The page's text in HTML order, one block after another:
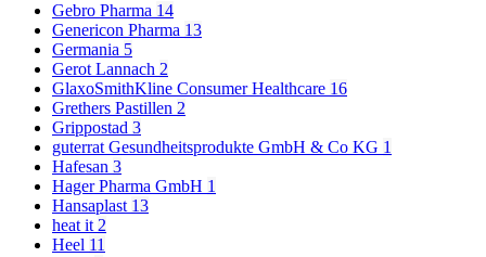
Gebro Pharma 14
Genericon Pharma 13
Germania 5
Gerot Lannach 2
GlaxoSmithKline Consumer Healthcare 16
Grethers Pastillen 2
Grippostad 3
guterrat Gesundheitsprodukte GmbH & Co KG 1
Hafesan 3
Hager Pharma GmbH 1
Hansaplast 13
heat it 2
Heel 11